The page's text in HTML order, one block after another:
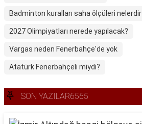
Badminton kuralları saha ölçüleri nelerdir
2027 Olimpiyatları nerede yapılacak?
Vargas neden Fenerbahçe'de yok
Atatürk Fenerbahçeli miydi?
SON YAZILAR6565